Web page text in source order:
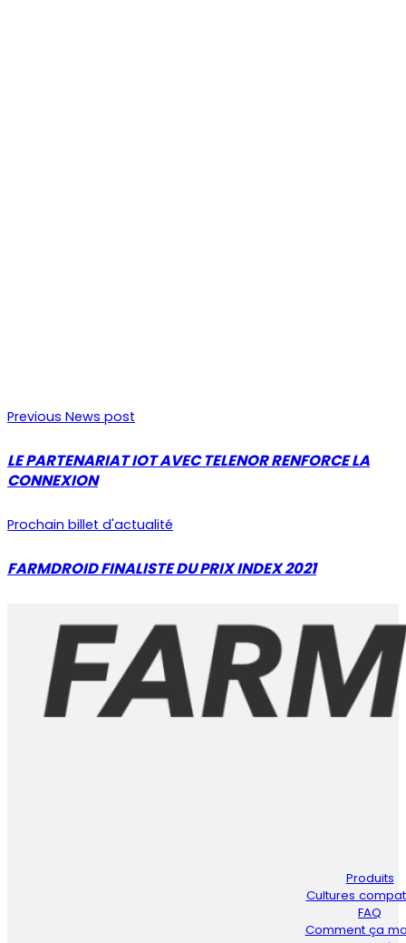
Previous News post
LE PARTENARIAT IOT AVEC TELENOR RENFORCE LA
CONNEXION
Prochain billet d'actualité
FARMDROID FINALISTE DU PRIX INDEX 2021
Produits
Cultures
FAQ
Comment ça